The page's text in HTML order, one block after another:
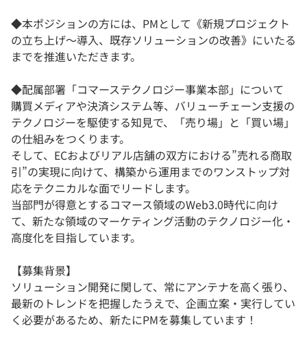
◆本ポジションの方には、PMとして《新規プロジェクト
の立ち上げ～導入、既存ソリューションの改善》にいたる
までを推進いただきます。
◆配属部署「コマーステクノロジー事業本部」について
購買メディアや決済システム等、バリューチェーン支援の
テクノロジーを駆使する知見で、「売り場」と「買い場」
の仕組みをつくります。
そして、ECおよびリアル店舗の双方における”売れる商取
引”の実現に向けて、構築から運用までのワンストップ対
応をテクニカルな面でリードします。
当部門が得意とするコマース領域のWeb3.0時代に向け
て、新たな領域のマーケティング活動のテクノロジー化・
高度化を目指しています。
【募集背景】
ソリューション開発に関して、常にアンテナを高く張り、
最新のトレンドを把握したうえで、企画立案・実行してい
く必要があるため、新たにPMを募集しています！